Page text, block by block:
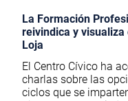
La Formación
reivindica y
Loja
El Centro Cívico ha
charlas sobre las
ciclos que se